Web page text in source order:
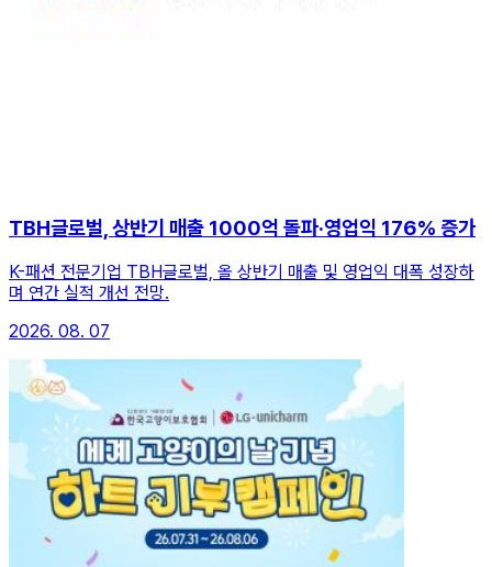
TBH글로벌, 상반기 매출 1000억 돌파·영업익 176% 증가
K-패션 전문기업 TBH글로벌, 올 상반기 매출 및 영업익 대폭 성장하
며 연간 실적 개선 전망.
2026. 08. 07